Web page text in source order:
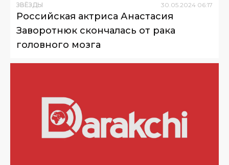
ЗВЁЗДЫ 30 05 2024 06:17
Российская актриса Анастасия
Заворотнюк скончалась от рака
головного мозга